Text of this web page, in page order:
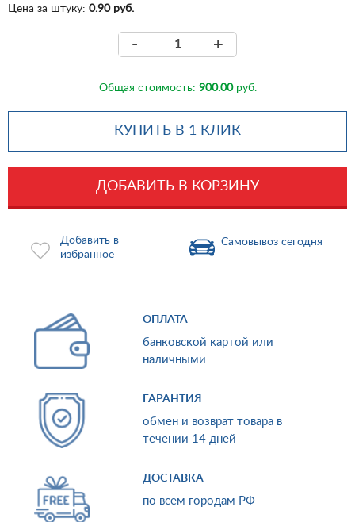
Цена за штуку: 0.90 руб.
- +
Общая стоимость: 900.00руб.
КУПИТЬ В 1 КЛИК
ДОБАВИТЬ В КОРЗИНУ
Добавить в
избранное
Самовывоз сегодня
ОПЛАТА
банковской картой или
наличными
ГАРАНТИЯ
обмен и возврат товара в
течении 14 дней
ДОСТАВКА
по всем городам РФ